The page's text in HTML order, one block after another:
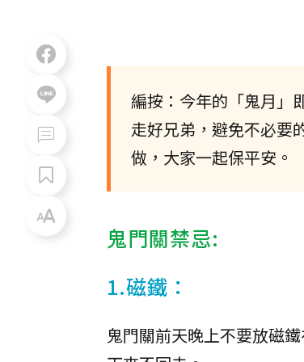
編按：今年的「鬼月」
走好兄弟，避免不必要
做，大家一起保平安。
鬼門關禁忌:
1.磁鐵：
鬼門關前天晚上不要放磁